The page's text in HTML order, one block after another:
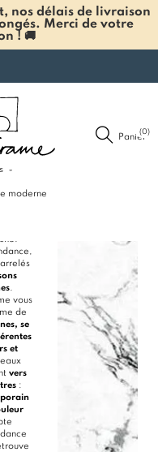
nos délais de livraison
Merci de votre
! 🚚
Panier
(0)
moderne
.
vous
de
se
et
vers
: